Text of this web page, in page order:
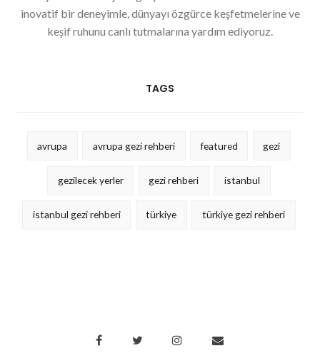
inovatif bir deneyimle, dünyayı özgürce keşfetmelerine ve
keşif ruhunu canlı tutmalarına yardım ediyoruz.
TAGS
avrupa avrupa gezi rehberi featured gezi
gezilecek yerler gezi rehberi istanbul
istanbul gezi rehberi türkiye türkiye gezi rehberi